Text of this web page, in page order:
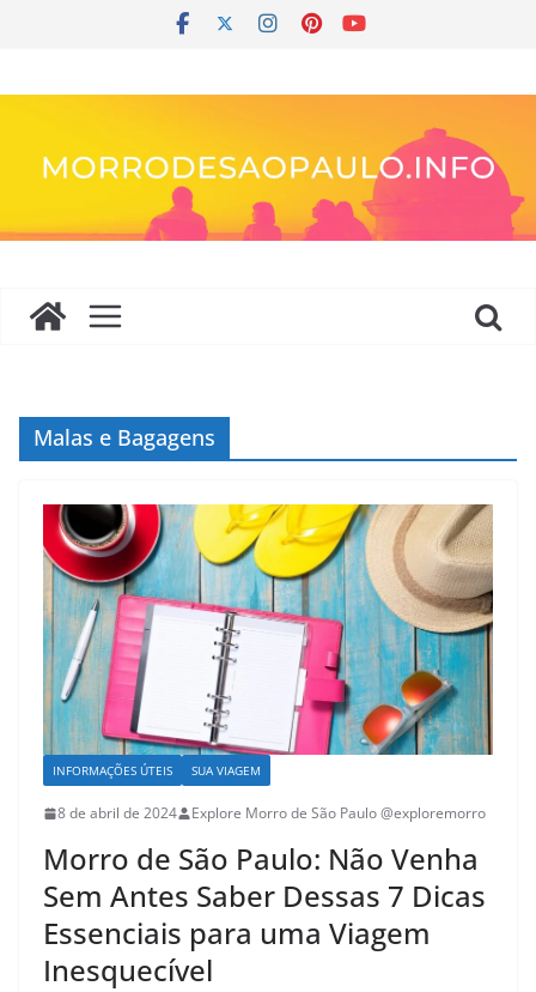
Malas e Bagagens
INFORMAÇÕES ÚTEIS SUA VIAGEM
8 de abril de 2024 Explore Morro de São Paulo @exploremorro
Morro de São Paulo: Não Venha
Sem Antes Saber Dessas 7 Dicas
Essenciais para uma Viagem
Inesquecível